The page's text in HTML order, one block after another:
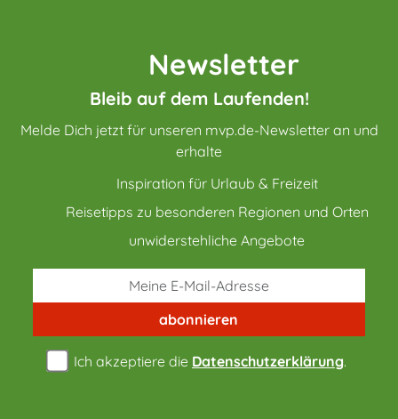
Newsletter
Bleib auf dem Laufenden!
Melde Dich jetzt für unseren mvp.de-Newsletter an und
erhalte
Inspiration für Urlaub & Freizeit
Reisetipps zu besonderen Regionen und Orten
unwiderstehliche Angebote
abonnieren
Ich akzeptiere die Datenschutzerklärung.